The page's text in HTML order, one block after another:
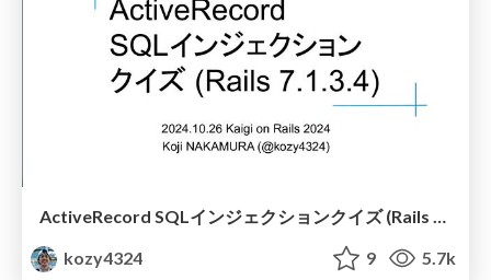
ActiveRecord SQLインジェクションクイズ (Rails 7.1.3.4)
kozy4324
9 5.7k